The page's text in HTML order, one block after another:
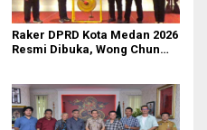
Raker DPRD Kota Medan 2026
Resmi Dibuka, Wong Chun